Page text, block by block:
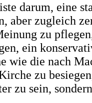
darum, eine
aber zugleich
zu
ein
wie die nach
zu
zu sein,